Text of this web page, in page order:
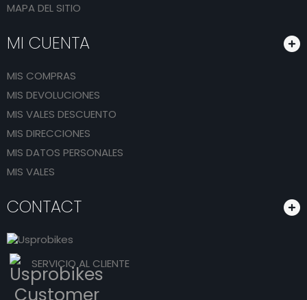
MAPA DEL SITIO
MI CUENTA
MIS COMPRAS
MIS DEVOLUCIONES
MIS VALES DESCUENTO
MIS DIRECCIONES
MIS DATOS PERSONALES
MIS VALES
CONTACT
SERVICIO AL CLIENTE